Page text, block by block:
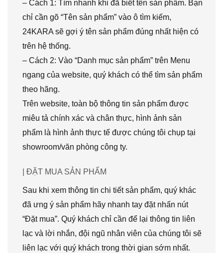
– Cách 1: Tìm nhanh khi đã biết tên sản phẩm. Bạn
chỉ cần gõ “Tên sản phẩm” vào ô tìm kiếm,
24KARA sẽ gợi ý tên sản phẩm đúng nhất hiện có
trên hệ thống.
– Cách 2: Vào “Danh mục sản phẩm” trên Menu
ngang của website, quý khách có thể tìm sản phẩm
theo hãng.
Trên website, toàn bộ thông tin sản phẩm được
miêu tả chính xác và chân thực, hình ảnh sản
phẩm là hình ảnh thực tế được chúng tôi chụp tại
showroom/văn phòng công ty.
| ĐẶT MUA SẢN PHẨM
Sau khi xem thông tin chi tiết sản phẩm, quý khác
đã ưng ý sản phẩm hãy nhanh tay đặt nhấn nút
“Đặt mua”. Quý khách chỉ cần để lại thông tin liên
lạc và lời nhắn, đội ngũ nhân viên của chúng tôi sẽ
liên lạc với quý khách trong thời gian sớm nhất.